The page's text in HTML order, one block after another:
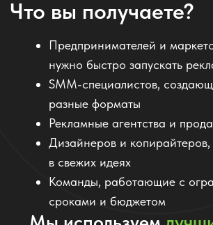
"Раньше заказывал креативы у фрилансеров —
долго и дорого. Теперь получаю готовые тексты
и концепции от ИИ, и запускаю рекламу сам.
Очень удобно!"
Александр В., владелец интернет-магазина